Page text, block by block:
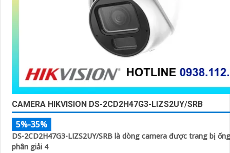
CAMERA HIKVISION DS-2CD2H47G3-LIZS2UY/SRB
5%-35%
DS-2CD2H47G3-LIZS2UY/SRB là dòng camera được trang bị
phân giải 4